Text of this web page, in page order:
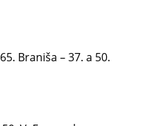
Braniša – 37. a 50.